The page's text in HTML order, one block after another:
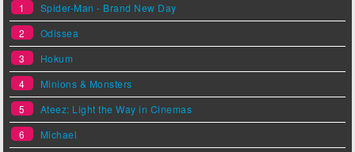
1
Spider-Man - Brand New Day
2
Odissea
3
Hokum
4
Minions & Monsters
5
Ateez: Light the Way in Cinemas
6
Michael